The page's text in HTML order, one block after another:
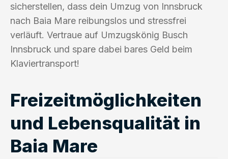
sicherstellen, dass dein Umzug von Innsbruck
nach Baia Mare reibungslos und stressfrei
verläuft. Vertraue auf Umzugskönig Busch
Innsbruck und spare dabei bares Geld beim
Klaviertransport!
Freizeitmöglichkeiten
und Lebensqualität in
Baia Mare